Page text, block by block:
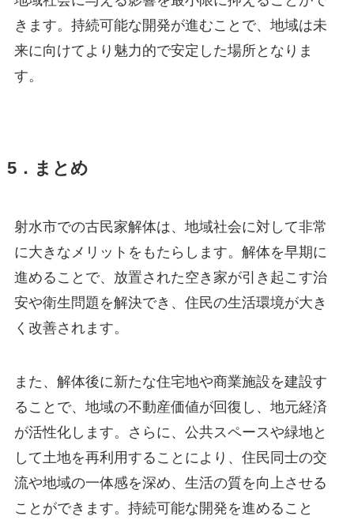
きます。持続可能な開発が進むことで、地域は未
来に向けてより魅力的で安定した場所となりま
す。
5．まとめ
射水市での古民家解体は、地域社会に対して非常
に大きなメリットをもたらします。解体を早期に
進めることで、放置された空き家が引き起こす治
安や衛生問題を解決でき、住民の生活環境が大き
く改善されます。
また、解体後に新たな住宅地や商業施設を建設す
ることで、地域の不動産価値が回復し、地元経済
が活性化します。さらに、公共スペースや緑地と
して土地を再利用することにより、住民同士の交
流や地域の一体感を深め、生活の質を向上させる
ことができます。持続可能な開発を進めること